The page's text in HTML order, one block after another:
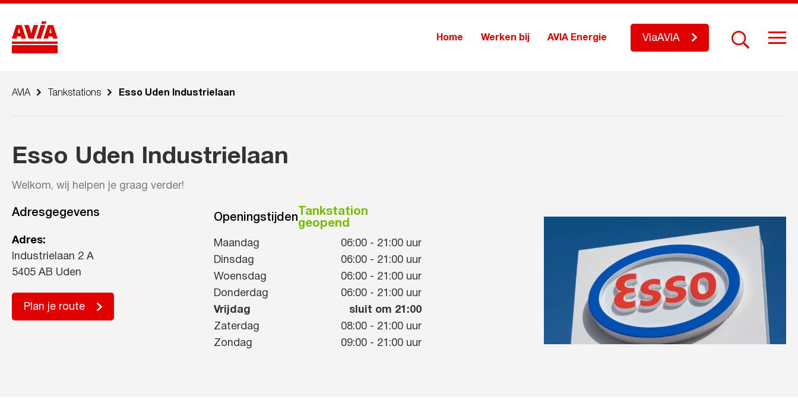
Home Werken bij AVIA Energie ViaAVIA
AVIA Tankstations Esso Uden Industrielaan
Esso Uden Industrielaan
Welkom, wij helpen je graag verder!
Adresgegevens
Adres:
Industrielaan 2 A
5405 AB Uden
Plan je route
Openingstijden
Tankstation
geopend
Maandag 06:00 - 21:00 uur
Dinsdag
06:00 - 21:00 uur
Woensdag
06:00 - 21:00 uur
Donderdag
06:00 - 21:00 uur
Vrijdag
sluit om 21:00
Zaterdag
08:00 - 21:00 uur
Zondag
09:00 - 21:00 uur